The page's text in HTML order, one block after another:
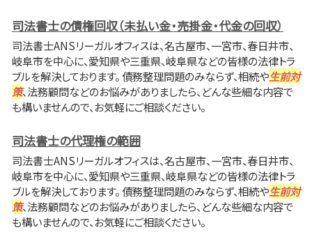
司法書士の債権回収（未払い金・売掛金・代金の回収）
司法書士ANSリーガルオフィスは、名古屋市、一宮市、春日井市、
岐阜市を中心に、愛知県や三重県、岐阜県などの皆様の法律トラ
ブルを解決しております。 債務整理問題のみならず、相続や生前対
策、法務顧問などのお悩みがありましたら、どんな些細な内容で
も構いませんので、お気軽にご相談ください。
司法書士の代理権の範囲
司法書士ANSリーガルオフィスは、名古屋市、一宮市、春日井市、
岐阜市を中心に、愛知県や三重県、岐阜県などの皆様の法律トラ
ブルを解決しております。 債務整理問題のみならず、相続や生前対
策、法務顧問などのお悩みがありましたら、どんな些細な内容で
も構いませんので、お気軽にご相談ください。